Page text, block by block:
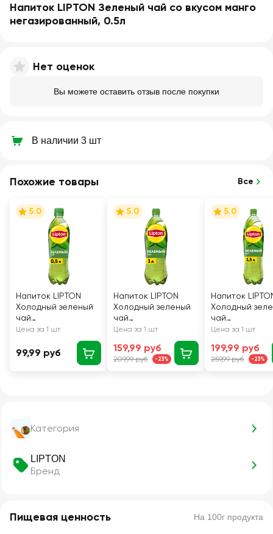
Напиток LIPTON Зеленый чай со вкусом манго
негазированный, 0.5л
Нет оценок
Вы можете оставить отзыв после покупки
В наличии 3 шт
Категория
LIPTON
Бренд
Пищевая ценность На 100г продукта
Похожие товары Все
5.0
Напиток LIPTON
Холодный зеленый
чай
негазированный,
Цена за 1 шт
99,99 руб
5.0
Напиток LIPTON
Холодный зеленый
чай
негазированный, 1л
Цена за 1 шт
159,99 руб
209,99 руб -23%
5.0
Напиток
Холодный
чай
Цена за 1 шт
199,99 руб
259,99 руб -23%